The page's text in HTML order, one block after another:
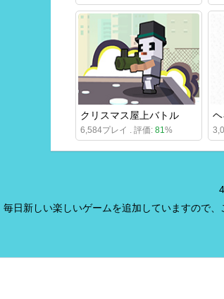
クリスマス屋上バトル
6,584プレイ . 評価: 81%
毎日新しい楽しいゲームを追加していますので